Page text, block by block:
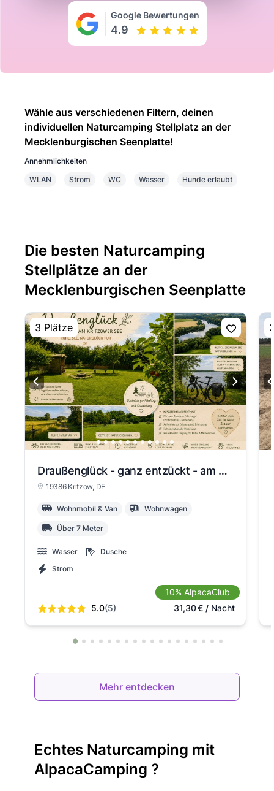
Google Bewertungen
4.9
Wähle aus verschiedenen Filtern, deinen
individuellen Naturcamping Stellplatz an der
Mecklenburgischen Seenplatte!
Annehmlichkeiten
WLAN
Strom WC Wasser Hunde erlaubt
Die besten Naturcamping
Stellplätze an der
Mecklenburgischen Seenplatte
3 Plätze
Draußenglück - ganz entzückt - am Kritzower See 1-3, nur 2 Personen pro Stellplatz
19386 Kritzow, DE
Wohnmobil & Van Wohnwagen
Über 7 Meter
Wasser
Dusche
Strom
5.0(5)
10% AlpacaClub
31,30€/ Nacht
View slide 1
View slide 2
View slide 3
View slide 4
View slide 5
View slide 6
View slide 7
View slide 8
Mehr entdecken
Echtes Naturcamping mit
AlpacaCamping ?